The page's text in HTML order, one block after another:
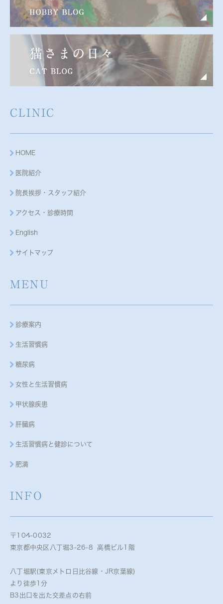
CLINIC
HOME
医院紹介
院長挨拶・スタッフ紹介
アクセス・診療時間
English
サイトマップ
MENU
診療案内
生活習慣病
糖尿病
女性と生活習慣病
甲状腺疾患
肝臓病
生活習慣病と健診について
肥満
INFO
〒104-0032
東京都中央区八丁堀3-26-8 高橋ビル1階
八丁堀駅(東京メトロ日比谷線・JR京葉線)
より徒歩1分
B3出口を出た交差点の右前